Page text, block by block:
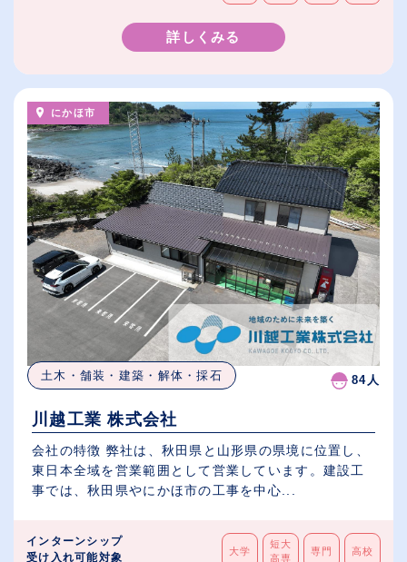
詳しくみる
にかほ市
土木・舗装・建築・解体・採石 84人
川越工業 株式会社
会社の特徴 弊社は、秋田県と山形県の県境に位置し、
東日本全域を営業範囲として営業しています。建設工
事では、秋田県やにかほ市の工事を中心...
インターンシップ
受け入れ可能対象
大学
短大
高専
専門 高校